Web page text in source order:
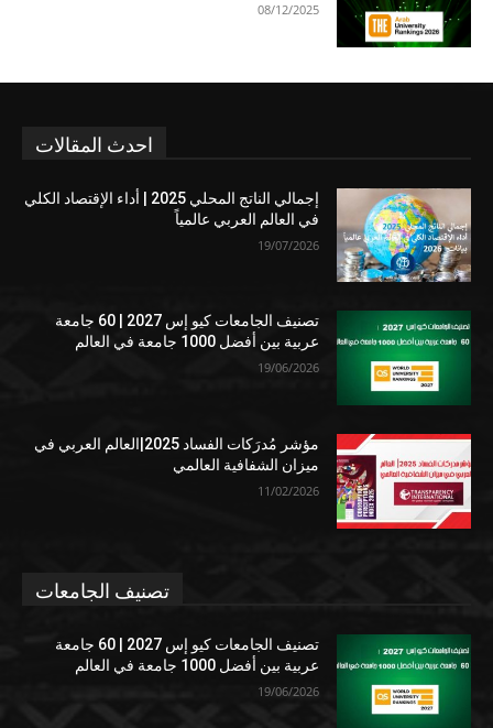
08/12/2025
احدث المقالات
إجمالي الناتج المحلي 2025 | أداء الإقتصاد الكلي
في العالم العربي عالمياً
19/07/2026
تصنيف الجامعات كيو إس 2027 | 60 جامعة
عربية بين أفضل 1000 جامعة في العالم
19/06/2026
مؤشر مُدرَكات الفساد 2025|العالم العربي في
ميزان الشفافية العالمي
11/02/2026
تصنيف الجامعات
تصنيف الجامعات كيو إس 2027 | 60 جامعة
عربية بين أفضل 1000 جامعة في العالم
19/06/2026